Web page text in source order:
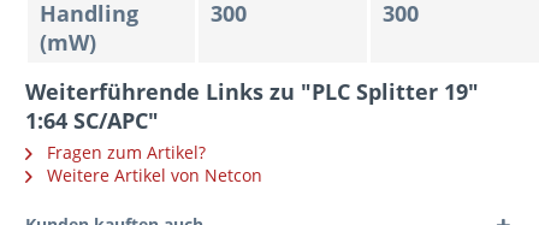
Handling
(mW)
300 300
Weiterführende Links zu "PLC Splitter 19"
1:64 SC/APC"
Fragen zum Artikel?
Weitere Artikel von Netcon